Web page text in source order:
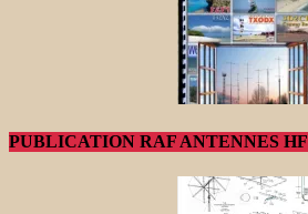
PUBLICATION RAF ANTENNES HF